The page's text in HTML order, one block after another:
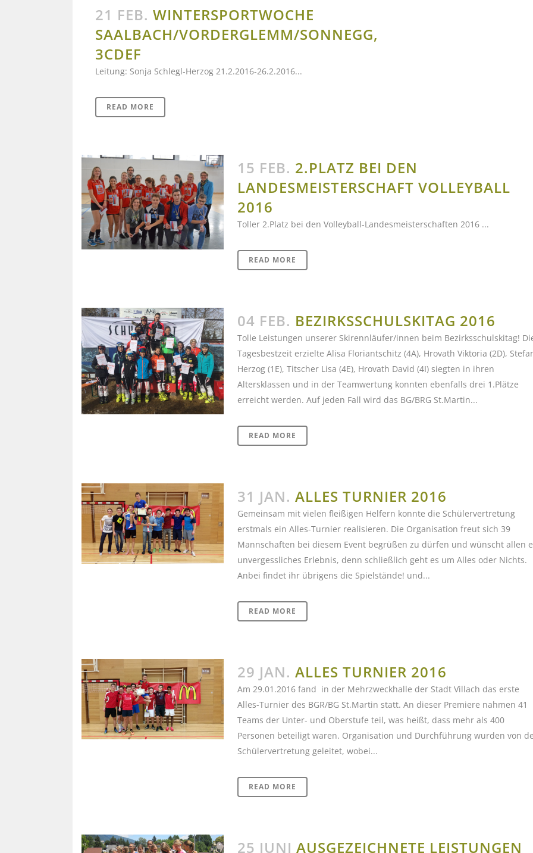
21 FEB. WINTERSPORTWOCHE
SAALBACH/VORDERGLEMM/SONNEGG,
3CDEF
Leitung: Sonja Schlegl-Herzog 21.2.2016-26.2.2016...
READ MORE
15 FEB. 2.PLATZ BEI DEN
LANDESMEISTERSCHAFT VOLLEYBALL
2016
Toller 2.Platz bei den Volleyball-Landesmeisterschaften 2016 ...
READ MORE
04 FEB. BEZIRKSSCHULSKITAG 2016
Tolle Leistungen unserer Skirennläufer/innen beim Bezirksschulskitag!
Tagesbestzeit erzielte Alisa Floriantschitz (4A), Hrovath Viktoria (2D),
Herzog (1E), Titscher Lisa (4E), Hrovath David (4I) siegten in ihren
Altersklassen und in der Teamwertung konnten ebenfalls drei 1.Plätze
erreicht werden. Auf jeden Fall wird das BG/BRG St.Martin...
READ MORE
31 JAN. ALLES TURNIER 2016
Gemeinsam mit vielen fleißigen Helfern konnte die Schülervertretung
erstmals ein Alles-Turnier realisieren. Die Organisation freut sich 39
Mannschaften bei diesem Event begrüßen zu dürfen und wünscht allen
unvergessliches Erlebnis, denn schließlich geht es um Alles oder Nichts.
Anbei findet ihr übrigens die Spielstände! und...
READ MORE
29 JAN. ALLES TURNIER 2016
Am 29.01.2016 fand in der Mehrzweckhalle der Stadt Villach das erste
Alles-Turnier des BGR/BG St.Martin statt. An dieser Premiere nahmen 41
Teams der Unter- und Oberstufe teil, was heißt, dass mehr als 400
Personen beteiligt waren. Organisation und Durchführung wurden von
Schülervertretung geleitet, wobei...
READ MORE
25 JUNI AUSGEZEICHNETE LEISTUNGEN